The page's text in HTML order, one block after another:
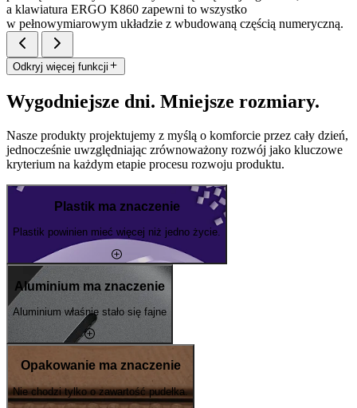
a klawiatura ERGO K860 zapewni to wszystko
w pełnowymiarowym układzie z wbudowaną częścią numeryczną.
Odkryj więcej funkcji
Wygodniejsze dni. Mniejsze rozmiary.
Nasze produkty projektujemy z myślą o komforcie przez cały dzień,
jednocześnie uwzględniając zrównoważony rozwój jako kluczowe
kryterium na każdym etapie procesu rozwoju produktu.
Plastik ma znaczenie
Plastik powinien mieć więcej niż jedno życie.
Aluminium ma znaczenie
Aluminium właśnie stało się fajne
Opakowanie ma znaczenie
Nie chodzi tylko o zawartość pudełka.